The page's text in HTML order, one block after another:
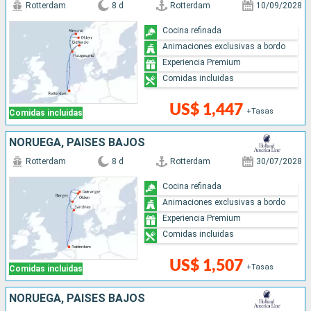
Comidas incluidas
Rotterdam 8 d Rotterdam 10/09/2028
US$ 1,447 +Tasas
Cocina refinada
Animaciones exclusivas a bordo
Experiencia Premium
Comidas incluidas
NORUEGA, PAISES BAJOS
Comidas incluidas
Rotterdam 8 d Rotterdam 30/07/2028
US$ 1,507 +Tasas
Cocina refinada
Animaciones exclusivas a bordo
Experiencia Premium
Comidas incluidas
NORUEGA, PAISES BAJOS